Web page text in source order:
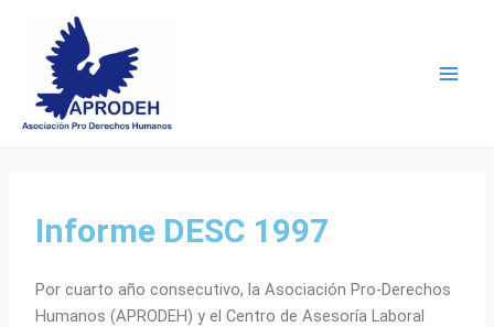
content
Informe DESC 1997
Por cuarto año consecutivo, la Asociación Pro-Derechos
Humanos (APRODEH) y el Centro de Asesoría Laboral